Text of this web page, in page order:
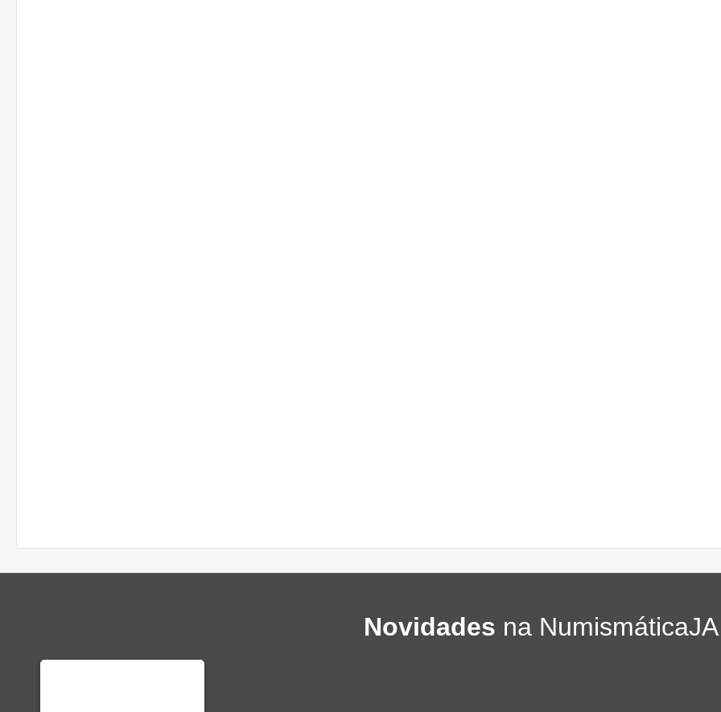
Novidades na NumismáticaJA